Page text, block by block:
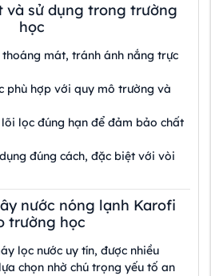
và sử dụng trong trường
học
mát, tránh ánh nắng trực
phù hợp với quy mô trường và
lọc đúng hạn để đảm bảo chất
đúng cách, đặc biệt với vòi
nước nóng lạnh Karofi
trường học
lọc nước uy tín, được nhiều
chọn nhờ chú trọng yếu tố an